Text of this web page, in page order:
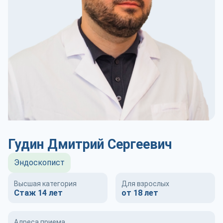
Гудин Дмитрий Сергеевич
Эндоскопист
Высшая категория
Стаж 14 лет
Для взрослых
от 18 лет